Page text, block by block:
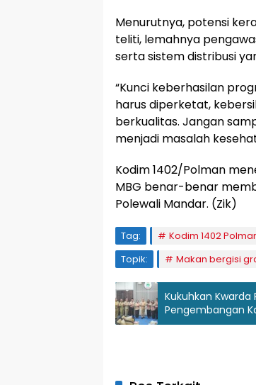
Menurutnya, potensi
teliti, lemahnya
serta sistem distribusi
“Kunci keberhasilan
harus diperketat,
berkualitas. Jangan
menjadi masalah
Kodim 1402/Polman
MBG benar-benar
Polewali Mandar. (Zik)
Tag:
Kodim 1402
Topik:
Makan bergisi
Kukuhkan Kwarda
Pengembangan